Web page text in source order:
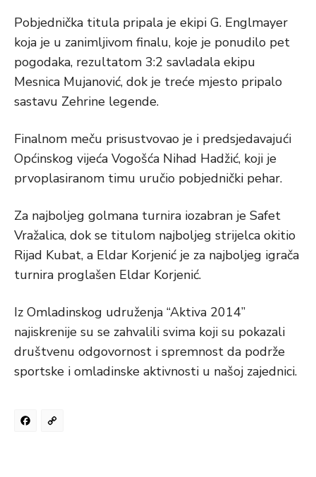
Pobjednička titula pripala je ekipi G. Englmayer
koja je u zanimljivom finalu, koje je ponudilo pet
pogodaka, rezultatom 3:2 savladala ekipu
Mesnica Mujanović, dok je treće mjesto pripalo
sastavu Zehrine legende.
Finalnom meču prisustvovao je i predsjedavajući
Općinskog vijeća Vogošća Nihad Hadžić, koji je
prvoplasiranom timu uručio pobjednički pehar.
Za najboljeg golmana turnira iozabran je Safet
Vražalica, dok se titulom najboljeg strijelca okitio
Rijad Kubat, a Eldar Korjenić je za najboljeg igrača
turnira proglašen Eldar Korjenić.
Iz Omladinskog udruženja “Aktiva 2014”
najiskrenije su se zahvalili svima koji su pokazali
društvenu odgovornost i spremnost da podrže
sportske i omladinske aktivnosti u našoj zajednici.
Facebook